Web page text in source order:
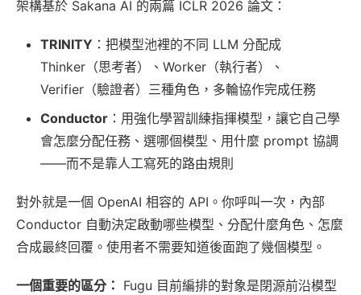
架構基於 Sakana AI 的兩篇 ICLR 2026 論文：
TRINITY ：把模型池裡的不同 LLM 分配成
Thinker（思考者）、Worker（執行者）、
Verifier（驗證者）三種角色，多輪協作完成任務
Conductor ：用強化學習訓練指揮模型，讓它自己學
會怎麼分配任務、選哪個模型、用什麼 prompt 協調
——而不是靠人工寫死的路由規則
對外就是一個 OpenAI 相容的 API。你呼叫一次，內部
Conductor 自動決定啟動哪些模型、分配什麼角色、怎麼
合成最終回覆。使用者不需要知道後面跑了幾個模型。
一個重要的區分： Fugu 目前編排的對象是閉源前沿模型